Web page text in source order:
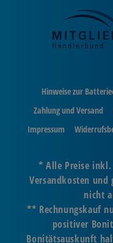
Hinweise zur
Zahlung und Versand
Impressum
* Alle Preise
Versandkosten und
nicht
** Rechnungskauf
positiver
Bonitätsauskunft